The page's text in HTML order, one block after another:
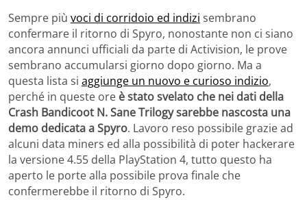
Sempre più voci di corridoio ed indizi sembrano
confermare il ritorno di Spyro, nonostante non ci siano
ancora annunci ufficiali da parte di Activision, le prove
sembrano accumularsi giorno dopo giorno. Ma a
questa lista si aggiunge un nuovo e curioso indizio,
perché in queste ore è stato svelato che nei dati della
Crash Bandicoot N. Sane Trilogy sarebbe nascosta una
demo dedicata a Spyro. Lavoro reso possibile grazie ad
alcuni data miners ed alla possibilità di poter hackerare
la versione 4.55 della PlayStation 4, tutto questo ha
aperto le porte alla possibile prova finale che
confermerebbe il ritorno di Spyro.